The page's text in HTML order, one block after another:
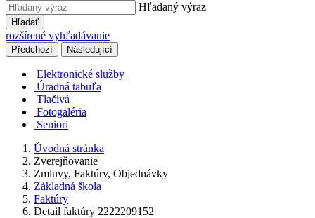
Hľadaný výraz
Hľadať
rozšírené vyhľadávanie
Předchozí Následující
Elektronické služby
Úradná tabuľa
Tlačivá
Fotogaléria
Seniori
Úvodná stránka
Zverejňovanie
Zmluvy, Faktúry, Objednávky
Základná škola
Faktúry
Detail faktúry 2222209152